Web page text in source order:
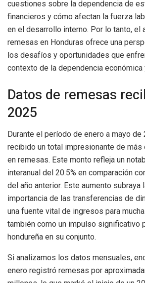
cuestiones sobre la dependencia de
financieros y cómo afectan la fuerza
en el desarrollo interno. Por lo tanto, el
remesas en Honduras ofrece una
los desafíos y oportunidades que
contexto de la dependencia económica
Datos de remesas
2025
Durante el período de enero a mayo de
recibido un total impresionante de
en remesas. Este monto refleja un
interanual del 20.5% en comparación
del año anterior. Este aumento subraya
importancia de las transferencias de
una fuente vital de ingresos para
también como un impulso significativo
hondureña en su conjunto.
Si analizamos los datos mensuales,
enero registró remesas por